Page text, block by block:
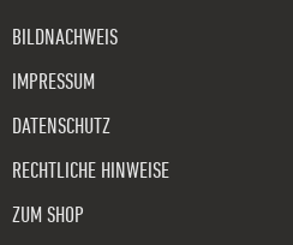
BILDNACHWEIS
IMPRESSUM
DATENSCHUTZ
RECHTLICHE HINWEISE
ZUM SHOP